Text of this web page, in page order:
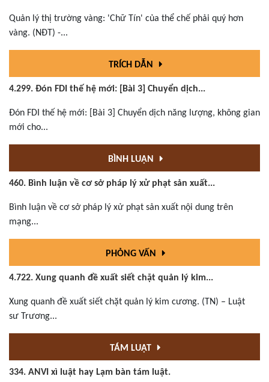
Quản lý thị trường vàng: 'Chữ Tín' của thể chế phải quý hơn
vàng. (NĐT) -...
TRÍCH DẪN
4.299. Đón FDI thế hệ mới: [Bài 3] Chuyển dịch...
Đón FDI thế hệ mới: [Bài 3] Chuyển dịch năng lượng, không gian
mới cho...
BÌNH LUẬN
460. Bình luận về cơ sở pháp lý xử phạt sản xuất...
Bình luận về cơ sở pháp lý xử phạt sản xuất nội dung trên
mạng...
PHỎNG VẤN
4.722. Xung quanh đề xuất siết chặt quản lý kim...
Xung quanh đề xuất siết chặt quản lý kim cương. (TN) – Luật
sư Trương...
TÁM LUẬT
334. ANVI xì luật hay Lạm bàn tám luật.